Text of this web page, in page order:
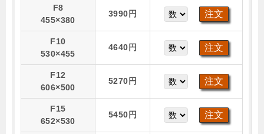
F8
455×380
3990円
F10
530×455
4640円
F12
606×500
5270円
F15
652×530
5450円